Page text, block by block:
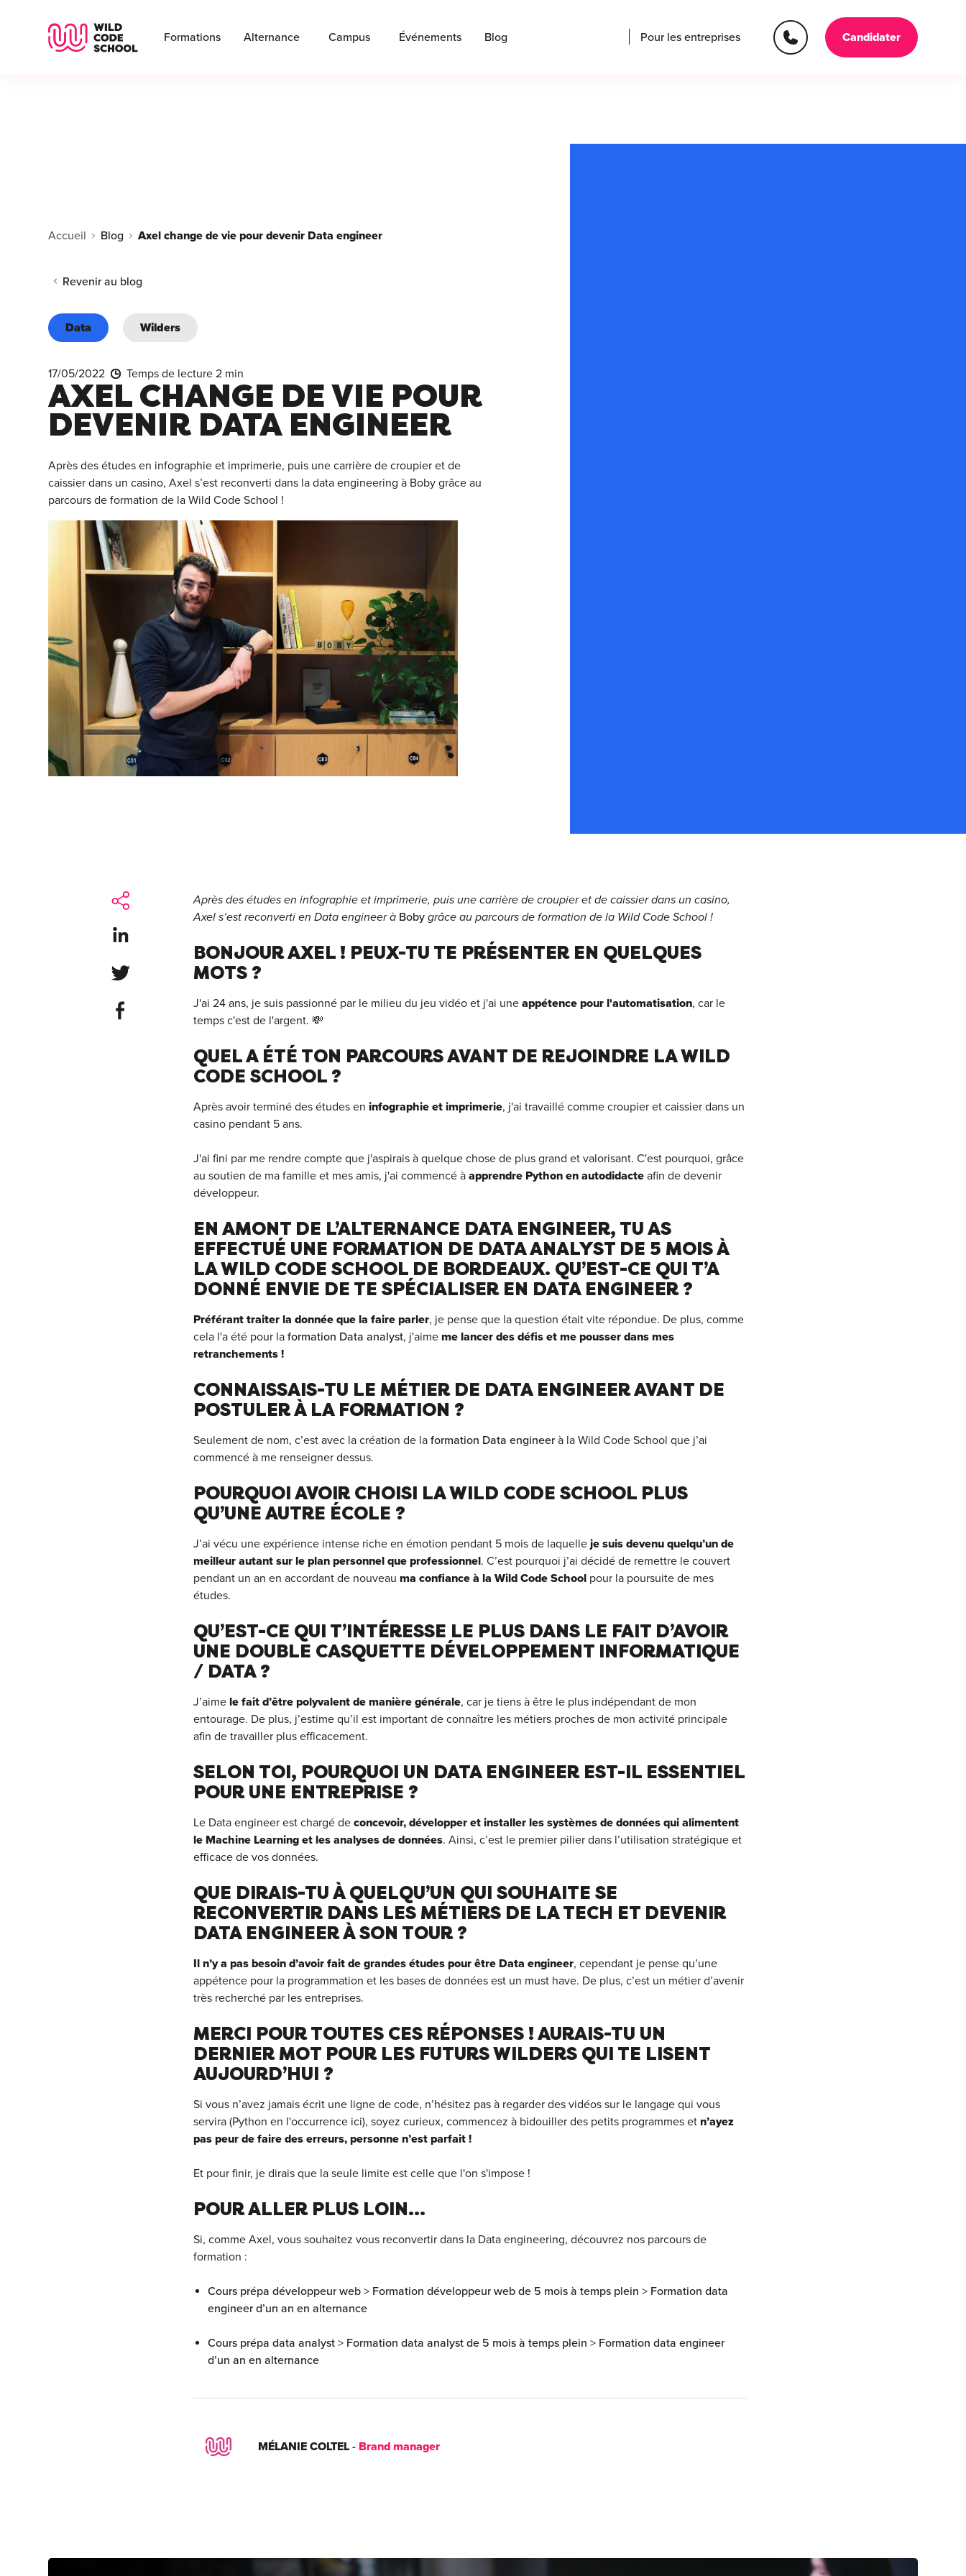
Wild Code School Header Logo
Formations Alternance Campus Événements Blog Pour les entreprises Candidater
Accueil Blog Axel change de vie pour devenir Data engineer
Revenir au blog
Data Wilders
17/05/2022 Temps de lecture 2 min
AXEL CHANGE DE VIE POUR
DEVENIR DATA ENGINEER
Après des études en infographie et imprimerie, puis une carrière de croupier et de
caissier dans un casino, Axel s’est reconverti dans la data engineering à Boby grâce au
parcours de formation de la Wild Code School !
Share on LinkedIn
Share on Twitter
Share on Facebook
Après des études en infographie et imprimerie, puis une carrière de croupier et de caissier dans un casino,
Axel s’est reconverti en Data engineer à Boby grâce au parcours de formation de la Wild Code School !
BONJOUR AXEL ! PEUX-TU TE PRÉSENTER EN QUELQUES
MOTS ?
J'ai 24 ans, je suis passionné par le milieu du jeu vidéo et j'ai une appétence pour l'automatisation, car le
temps c'est de l'argent. 💸
QUEL A ÉTÉ TON PARCOURS AVANT DE REJOINDRE LA WILD
CODE SCHOOL ?
Après avoir terminé des études en infographie et imprimerie, j'ai travaillé comme croupier et caissier dans un
casino pendant 5 ans.
J'ai fini par me rendre compte que j'aspirais à quelque chose de plus grand et valorisant. C'est pourquoi, grâce
au soutien de ma famille et mes amis, j'ai commencé à apprendre Python en autodidacte afin de devenir
développeur.
EN AMONT DE L’ALTERNANCE DATA ENGINEER, TU AS
EFFECTUÉ UNE FORMATION DE DATA ANALYST DE 5 MOIS À
LA WILD CODE SCHOOL DE BORDEAUX. QU’EST-CE QUI T’A
DONNÉ ENVIE DE TE SPÉCIALISER EN DATA ENGINEER ?
Préférant traiter la donnée que la faire parler, je pense que la question était vite répondue. De plus, comme
cela l'a été pour la formation Data analyst, j'aime me lancer des défis et me pousser dans mes
retranchements !
CONNAISSAIS-TU LE MÉTIER DE DATA ENGINEER AVANT DE
POSTULER À LA FORMATION ?
Seulement de nom, c’est avec la création de la formation Data engineer à la Wild Code School que j’ai
commencé à me renseigner dessus.
POURQUOI AVOIR CHOISI LA WILD CODE SCHOOL PLUS
QU’UNE AUTRE ÉCOLE ?
J’ai vécu une expérience intense riche en émotion pendant 5 mois de laquelle je suis devenu quelqu’un de
meilleur autant sur le plan personnel que professionnel. C’est pourquoi j’ai décidé de remettre le couvert
pendant un an en accordant de nouveau ma confiance à la Wild Code School pour la poursuite de mes
études.
QU’EST-CE QUI T’INTÉRESSE LE PLUS DANS LE FAIT D’AVOIR
UNE DOUBLE CASQUETTE DÉVELOPPEMENT INFORMATIQUE
/ DATA ?
J’aime le fait d’être polyvalent de manière générale, car je tiens à être le plus indépendant de mon
entourage. De plus, j’estime qu’il est important de connaître les métiers proches de mon activité principale
afin de travailler plus efficacement.
SELON TOI, POURQUOI UN DATA ENGINEER EST-IL ESSENTIEL
POUR UNE ENTREPRISE ?
Le Data engineer est chargé de concevoir, développer et installer les systèmes de données qui alimentent
le Machine Learning et les analyses de données. Ainsi, c’est le premier pilier dans l’utilisation stratégique et
efficace de vos données.
QUE DIRAIS-TU À QUELQU’UN QUI SOUHAITE SE
RECONVERTIR DANS LES MÉTIERS DE LA TECH ET DEVENIR
DATA ENGINEER À SON TOUR ?
Il n’y a pas besoin d’avoir fait de grandes études pour être Data engineer, cependant je pense qu’une
appétence pour la programmation et les bases de données est un must have. De plus, c’est un métier d’avenir
très recherché par les entreprises.
MERCI POUR TOUTES CES RÉPONSES ! AURAIS-TU UN
DERNIER MOT POUR LES FUTURS WILDERS QUI TE LISENT
AUJOURD’HUI ?
Si vous n’avez jamais écrit une ligne de code, n’hésitez pas à regarder des vidéos sur le langage qui vous
servira (Python en l'occurrence ici), soyez curieux, commencez à bidouiller des petits programmes et n’ayez
pas peur de faire des erreurs, personne n’est parfait !
Et pour finir, je dirais que la seule limite est celle que l'on s'impose !
POUR ALLER PLUS LOIN...
Si, comme Axel, vous souhaitez vous reconvertir dans la Data engineering, découvrez nos parcours de
formation :
Cours prépa développeur web> Formation développeur web de 5 mois à temps plein > Formation data
engineer d’un an en alternance
Cours prépa data analyst> Formation data analyst de 5 mois à temps plein > Formation data engineer
d’un an en alternance
MÉLANIE COLTEL- Brand manager